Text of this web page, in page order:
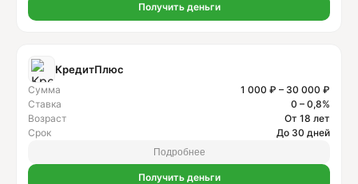
Получить деньги
КредитПлюс
Сумма
1 000 ₽ – 30 000 ₽
Ставка
0 – 0,8%
Возраст
От 18 лет
Срок
До 30 дней
Подробнее
Получить деньги